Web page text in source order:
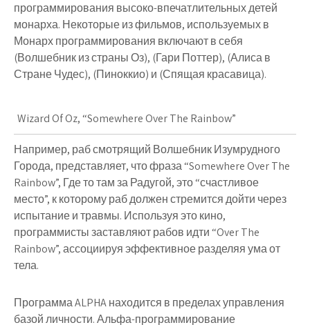
программирования высоко-впечатлительных детей
монарха. Некоторые из фильмов, используемых в
Монарх программирования включают в себя
(Волшебник из страны Оз), (Гари Поттер), (Алиса в
Стране Чудес), (Пиноккио) и (Спящая красавица).
Wizard Of Oz, “Somewhere Over The Rainbow”
Например, раб смотрящий Волшебник Изумрудного
Города, представляет, что фраза “Somewhere Over The
Rainbow”, Где то там за Радугой, это “счастливое
место”, к которому раб должен стремится дойти через
испытание и травмы. Используя это кино,
программисты заставляют рабов идти “Over The
Rainbow”, ассоциируя эффективное разделяя ума от
тела.
ПрограммаALPHAнаходится в пределах управления
базой личности. Альфа-программирование